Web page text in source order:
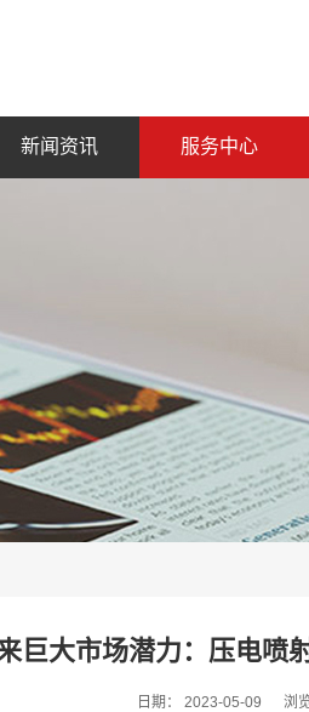
新闻资讯 服务中心
巨大市场潜力：压电喷
日期： 2023-05-09 浏